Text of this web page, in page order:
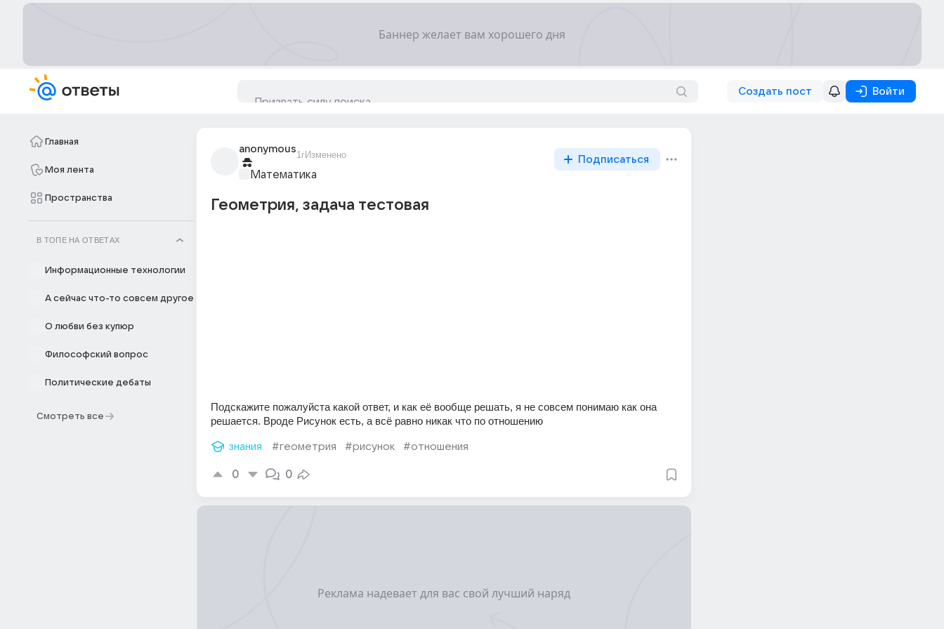
Создать пост Войти
Главная
Моя лента
Пространства
В ТОПЕ НА ОТВЕТАХ
Информационные технологии
А сейчас что-то совсем другое
О любви без купюр
Философский вопрос
Политические дебаты
Смотреть все
anonymous
1гИзменено
Математика
Подписаться
Геометрия, задача тестовая
Подскажите пожалуйста какой ответ, и как её вообще решать, я не совсем понимаю как она
решается. Вроде Рисунок есть, а всё равно никак что по отношению
знания #геометрия #рисунок #отношения
0 0